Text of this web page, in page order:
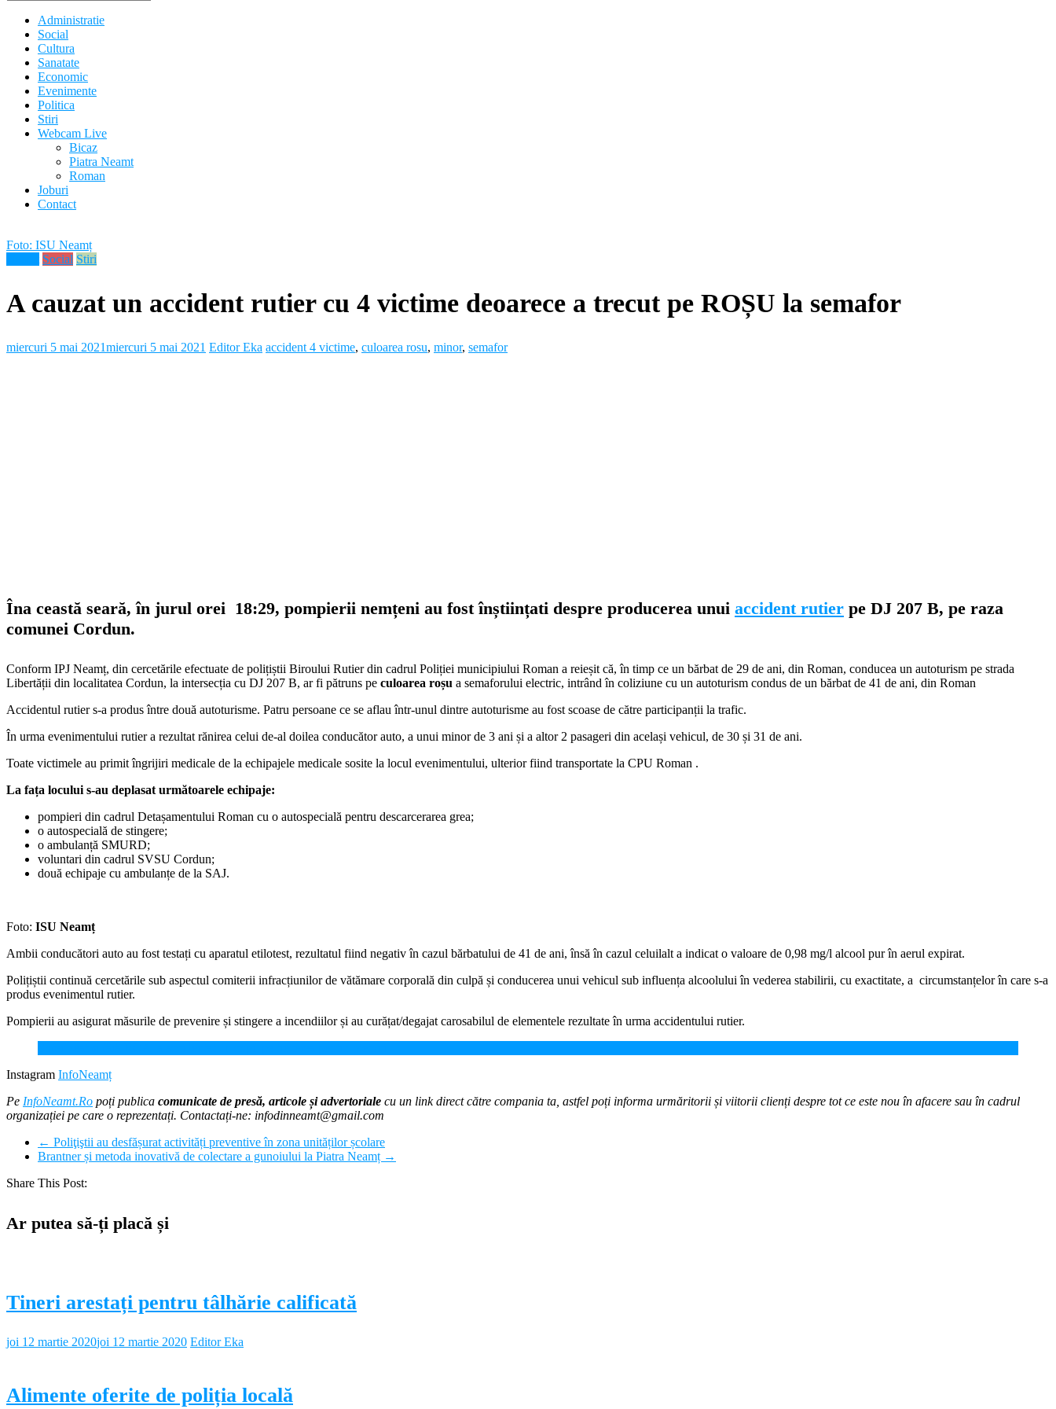
Administratie
Social
Cultura
Sanatate
Economic
Evenimente
Politica
Stiri
Webcam Live
Bicaz
Piatra Neamt
Roman
Joburi
Contact
Foto: ISU Neamț
Social Stiri
A cauzat un accident rutier cu 4 victime deoarece a trecut pe ROȘU la semafor
miercuri 5 mai 2021miercuri 5 mai 2021 Editor Eka accident 4 victime, culoarea rosu, minor, semafor
Îna ceastă seară, în jurul orei 18:29, pompierii nemțeni au fost înștiințati despre producerea unui accident rutier pe DJ 207 B, pe raza
comunei Cordun.
Conform IPJ Neamț, din cercetările efectuate de polițiștii Biroului Rutier din cadrul Poliției municipiului Roman a reieșit că, în timp ce un bărbat de 29 de ani, din Roman, conducea un autoturism pe strada
Libertății din localitatea Cordun, la intersecția cu DJ 207 B, ar fi pătruns pe culoarea roșu a semaforului electric, intrând în coliziune cu un autoturism condus de un bărbat de 41 de ani, din Roman
Accidentul rutier s-a produs între două autoturisme. Patru persoane ce se aflau într-unul dintre autoturisme au fost scoase de către participanții la trafic.
În urma evenimentului rutier a rezultat rănirea celui de-al doilea conducător auto, a unui minor de 3 ani și a altor 2 pasageri din același vehicul, de 30 și 31 de ani.
Toate victimele au primit îngrijiri medicale de la echipajele medicale sosite la locul evenimentului, ulterior fiind transportate la CPU Roman .
La fața locului s-au deplasat următoarele echipaje:
pompieri din cadrul Detașamentului Roman cu o autospecială pentru descarcerarea grea;
o autospecială de stingere;
o ambulanță SMURD;
voluntari din cadrul SVSU Cordun;
două echipaje cu ambulanțe de la SAJ.
Foto: ISU Neamț
Ambii conducători auto au fost testați cu aparatul etilotest, rezultatul fiind negativ în cazul bărbatului de 41 de ani, însă în cazul celuilalt a indicat o valoare de 0,98 mg/l alcool pur în aerul expirat.
Polițiștii continuă cercetările sub aspectul comiterii infracțiunilor de vătămare corporală din culpă și conducerea unui vehicul sub influența alcoolului în vederea stabilirii, cu exactitate, a circumstanțelor în care s-a
produs evenimentul rutier.
Pompierii au asigurat măsurile de prevenire și stingere a incendiilor și au curățat/degajat carosabilul de elementele rezultate în urma accidentului rutier.
Instagram InfoNeamț
Pe InfoNeamt.Ro poți publica comunicate de presă, articole și advertoriale cu un link direct către compania ta, astfel poți informa urmăritorii și viitorii clienți despre tot ce este nou în afacere sau în cadrul
organizației pe care o reprezentați. Contactați-ne: infodinneamt@gmail.com
← Poliţiştii au desfășurat activități preventive în zona unităților școlare
Brantner și metoda inovativă de colectare a gunoiului la Piatra Neamț →
Share This Post:
Ar putea să-ți placă și
Tineri arestați pentru tâlhărie calificată
joi 12 martie 2020joi 12 martie 2020 Editor Eka
Alimente oferite de poliția locală